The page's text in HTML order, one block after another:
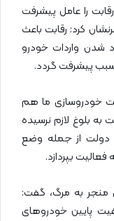
را عامل پیشرفت
کرد: رقابت باعث
شدن واردات خودرو
سبب پیشرفت گردد.
خودروسازی ما هم
بلوغ لازم نرسیده
دولت از جمله وضع
بپردازد.
منجر به مرگ، گفت:
پایین خودرو‌های